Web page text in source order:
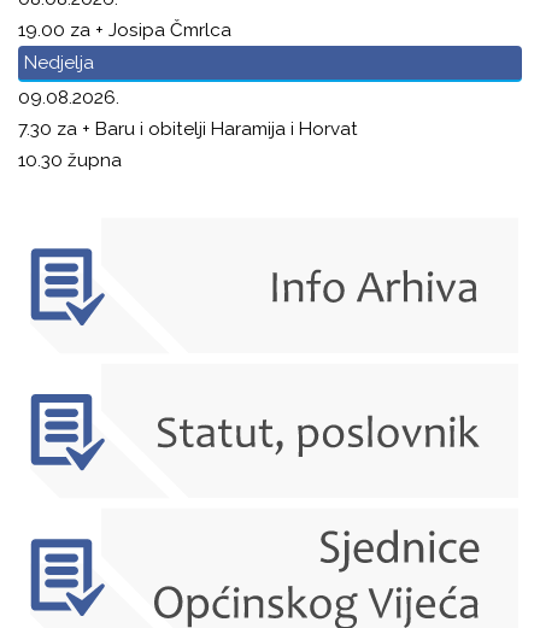
19.00 za + Josipa Čmrlca
Nedjelja
09.08.2026.
7.30 za + Baru i obitelji Haramija i Horvat
10.30 župna